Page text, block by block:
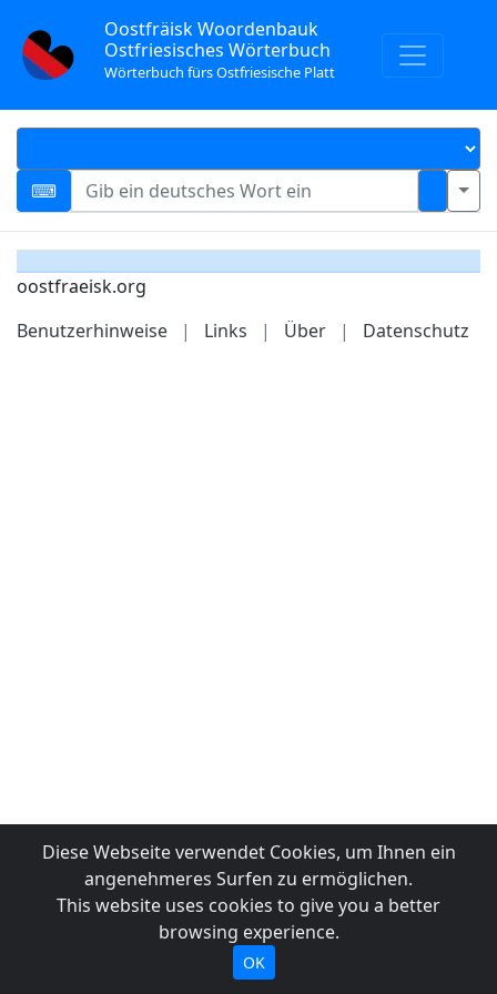
Oostfräisk Woordenbauk
Ostfriesisches Wörterbuch
Wörterbuch fürs Ostfriesische Platt
oostfraeisk.org
Benutzerhinweise
| Links | Über | Datenschutz
Diese Webseite verwendet Cookies, um Ihnen ein
angenehmeres Surfen zu ermöglichen.
This website uses cookies to give you a better
browsing experience.
OK